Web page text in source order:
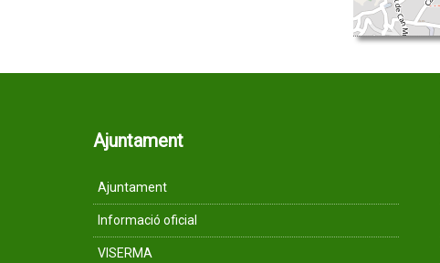
Ajuntament
Ajuntament
Informació oficial
VISERMA